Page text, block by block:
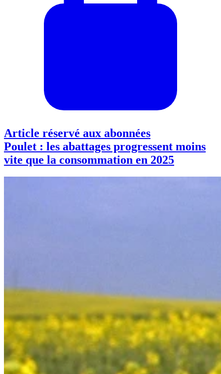
Article réservé aux abonnées
Poulet : les abattages progressent moins
vite que la consommation en 2025